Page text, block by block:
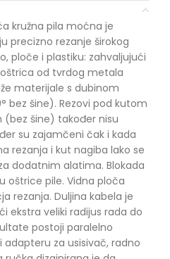
kružna pila moćna je
precizno rezanje širokog
ploče i plastiku: zahvaljujući
oštrica od tvrdog metala
materijale s dubinom
bez šine). Rezovi pod kutom
šine) također nisu
su zajamčeni čak i kada
rezanja i kut nagiba lako se
dodatnim alatima. Blokada
oštrice pile. Vidna ploča
rezanja. Duljina kabela je
ekstra veliki radijus rada do
postoji paralelno
adapteru za usisivač, radno